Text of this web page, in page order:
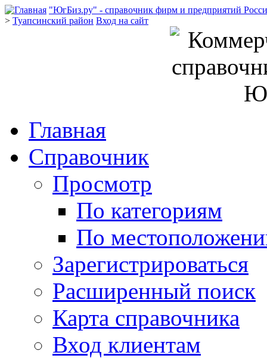
"ЮгБиз.ру" - справочник фирм и предприятий
> Туапсинский район Вход на сайт
Главная
Справочник
Просмотр
По категориям
По
Зарегистрироваться
Расширенный поиск
Карта справочника
Вход клиентам